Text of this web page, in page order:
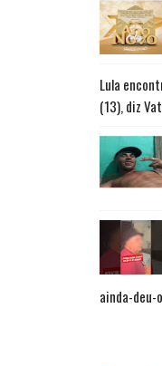
Lula
(13), diz
ainda-